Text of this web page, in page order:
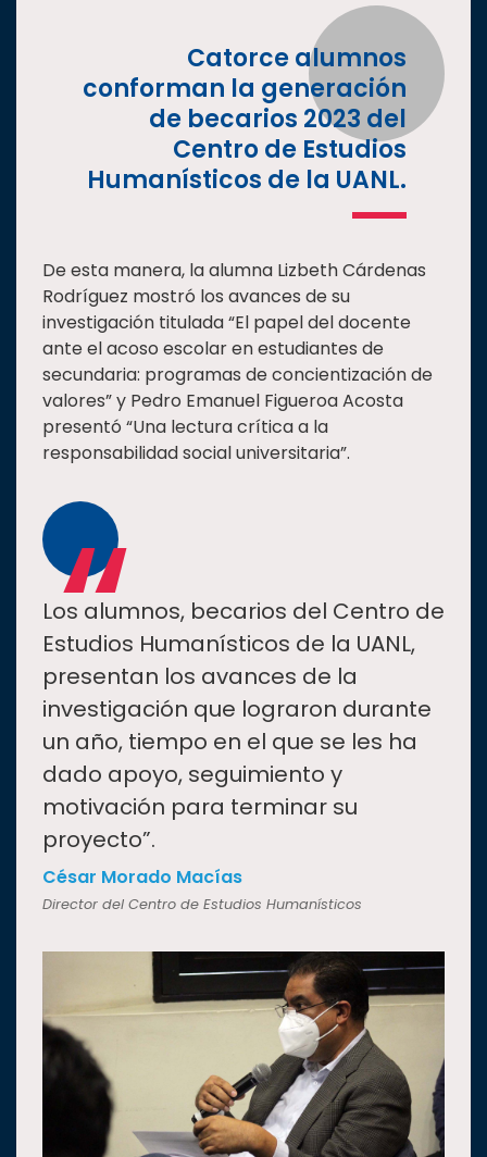
Catorce alumnos
conforman la generación
de becarios 2023 del
Centro de Estudios
Humanísticos de la UANL.
De esta manera, la alumna Lizbeth Cárdenas
Rodríguez mostró los avances de su
investigación titulada “El papel del docente
ante el acoso escolar en estudiantes de
secundaria: programas de concientización de
valores” y Pedro Emanuel Figueroa Acosta
presentó “Una lectura crítica a la
responsabilidad social universitaria”.
“
Los alumnos, becarios del Centro de
Estudios Humanísticos de la UANL,
presentan los avances de la
investigación que lograron durante
un año, tiempo en el que se les ha
dado apoyo, seguimiento y
motivación para terminar su
proyecto”.
César Morado Macías
Director del Centro de Estudios Humanísticos